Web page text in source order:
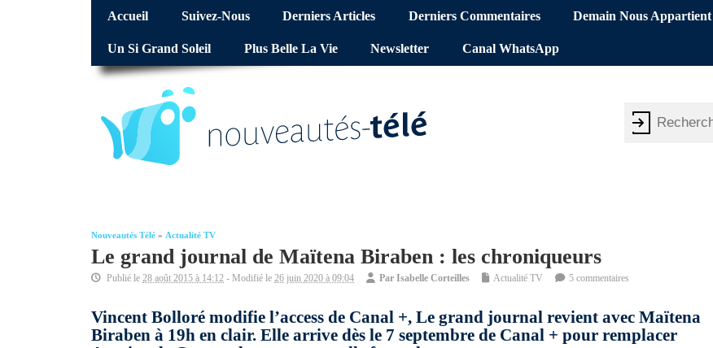
Accueil Suivez-Nous Derniers Articles Derniers Commentaires Demain Nous Appartient
Un Si Grand Soleil Plus Belle La Vie Newsletter Canal WhatsApp
Nouveautés Télé » Actualité TV
Le grand journal de Maïtena Biraben : les chroniqueurs
Publié le 28 août 2015 à 14:12 - Modifié le 26 juin 2020 à 09:04 Par Isabelle Corteilles Actualité TV 5 commentaires
Vincent Bolloré modifie l’access de Canal +, Le grand journal revient avec Maïtena
Biraben à 19h en clair. Elle arrive dès le 7 septembre de Canal + pour remplacer